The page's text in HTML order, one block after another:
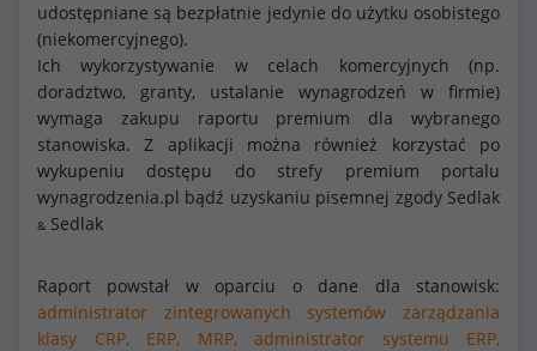
udostępniane są bezpłatnie jedynie do użytku osobistego
(niekomercyjnego).
Ich wykorzystywanie w celach komercyjnych (np.
doradztwo, granty, ustalanie wynagrodzeń w firmie)
wymaga zakupu raportu premium dla wybranego
stanowiska. Z aplikacji można również korzystać po
wykupeniu dostępu do strefy premium portalu
wynagrodzenia.pl bądź uzyskaniu pisemnej zgody Sedlak
& Sedlak
Raport powstał w oparciu o dane dla stanowisk:
administrator zintegrowanych systemów zarządzania
klasy CRP, ERP, MRP,
administrator systemu ERP,